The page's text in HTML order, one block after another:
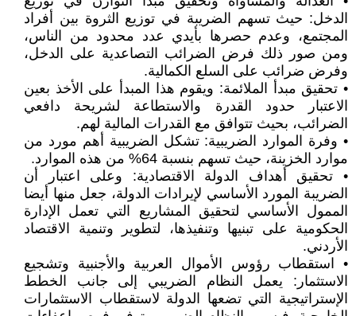
الدخل: حيث تسهم الضريبة في توزيع الثروة بين أفراد
المجتمع، وعدم حصرها بأيدي عدد محدود من الناس،
ومن صور ذلك فرض الضرائب التصاعدية على الدخل،
وفرض ضرائب على السلع الكمالية.
• تحقيق مبدأ الملائمة: ويقوم هذا المبدأ على الأخذ بعين
الاعتبار حدود القدرة والاستطاعة لشريحة دافعي
الضرائب، بحيث تتوافق مع القدرات المالية لهم.
• وفرة الموارد الضريبية: تشكل الضريبية أهم مورد من
موارد الخزينة، حيث تسهم بنسبة 64% من هذه الموارد.
• تحقيق أهداف الدولة الاقتصادية: وعلى اعتبار أن
الضريبة المورد الأساسي لإيرادات الدولة، جعل منها أيضا
الممول الأساسي لتحقيق المشاريع التي تعمل الإدارة
الحكومية على تبنيها وتنفيذها، لتطوير وتنمية الاقتصاد
الأردني.
• استقطاب رؤوس الأموال العربية والأجنبية وتشجيع
الاستثمار: يعمل النظام الضريبي إلى جانب الخطط
الإستراتيجية التي تضعها الدولة لاستقطاب الاستثمارات